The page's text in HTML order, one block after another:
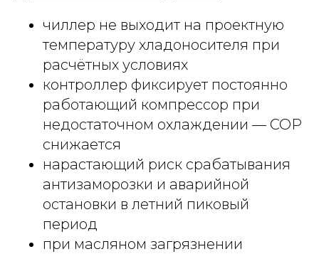
чиллер не выходит на проектную
температуру хладоносителя при
расчётных условиях
контроллер фиксирует постоянно
работающий компрессор при
недостаточном охлаждении — COP
снижается
нарастающий риск срабатывания
антизаморозки и аварийной
остановки в летний пиковый
период
при масляном загрязнении